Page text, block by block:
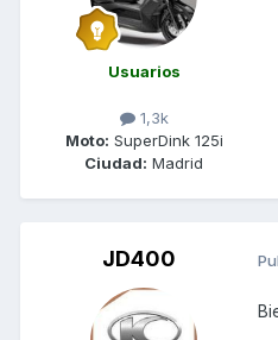
Usuarios
1,3k
Moto: SuperDink 125i
Ciudad: Madrid
JD400